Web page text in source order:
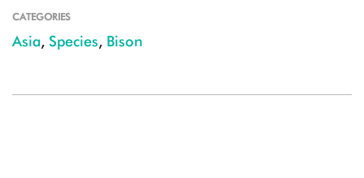
CATEGORIES
Asia, Species, Bison